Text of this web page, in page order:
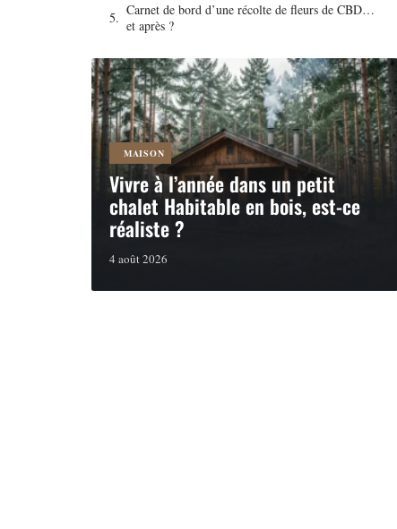
Carnet de bord d’une récolte de fleurs de CBD…
et après ?
MAISON
Vivre à l’année dans un petit
chalet Habitable en bois, est-ce
réaliste ?
4 août 2026